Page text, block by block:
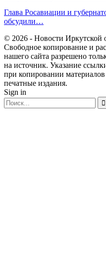
Глава Росавиации и
обсудили…
© 2026 - Новости Иркутской
Свободное копирование и
нашего сайта разрешено
на источник. Указание
при копировании
печатные издания.
Sign in